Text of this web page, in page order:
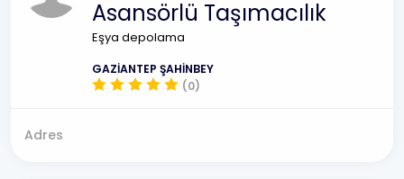
Asansörlü Taşımacılık
Eşya depolama
GAZİANTEP ŞAHİNBEY
(0)
Adres